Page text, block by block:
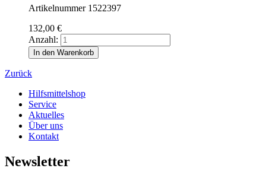
Artikelnummer 1522397
132,00 €
Anzahl:
In den Warenkorb
Zurück
Hilfsmittelshop
Service
Aktuelles
Über uns
Kontakt
Newsletter